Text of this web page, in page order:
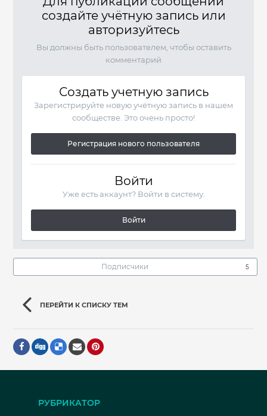
создайте учётную запись или
авторизуйтесь
Вы должны быть пользователем, чтобы оставить
комментарий
Создать учетную запись
Зарегистрируйте новую учётную запись в нашем
сообществе. Это очень просто!
Регистрация нового пользователя
Войти
Уже есть аккаунт? Войти в систему.
Войти
Подписчики 5
ПЕРЕЙТИ К СПИСКУ ТЕМ
РУБРИКАТОР